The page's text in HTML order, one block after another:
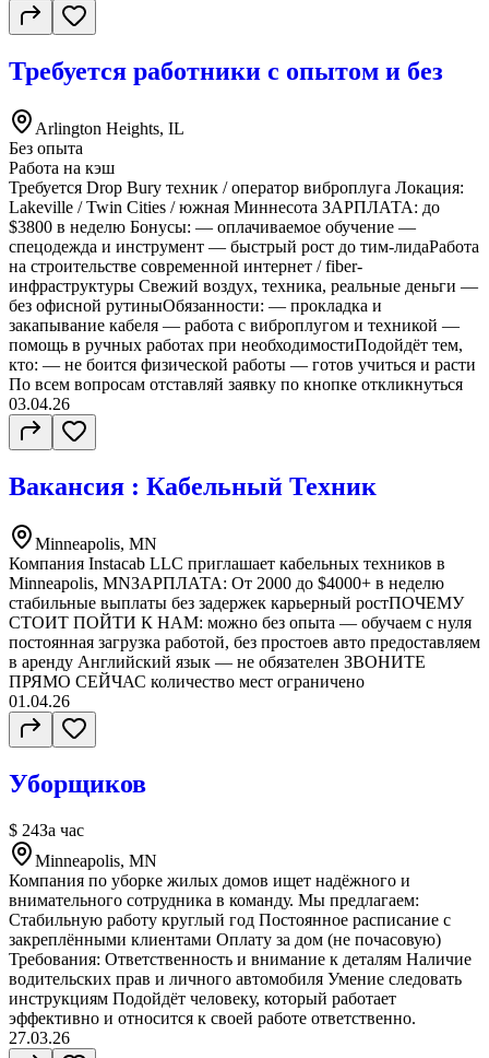
Требуется работники с опытом и без
Arlington Heights, IL
Без опыта
Работа на кэш
Требуется Drop Bury техник / оператор виброплуга Локация:
Lakeville / Twin Cities / южная Миннесота ЗАРПЛАТА: до
$3800 в неделю Бонусы: — оплачиваемое обучение —
спецодежда и инструмент — быстрый рост до тим-лидаРабота
на строительстве современной интернет / fiber-
инфраструктуры Свежий воздух, техника, реальные деньги —
без офисной рутиныОбязанности: — прокладка и
закапывание кабеля — работа с виброплугом и техникой —
помощь в ручных работах при необходимостиПодойдёт тем,
кто: — не боится физической работы — готов учиться и расти
По всем вопросам отставляй заявку по кнопке откликнуться
03.04.26
Вакансия : Кабельный Техник
Minneapolis, MN
Компания Instacab LLC приглашает кабельных техников в
Minneapolis, MNЗАРПЛАТА: От 2000 до $4000+ в неделю
стабильные выплаты без задержек карьерный ростПОЧЕМУ
СТОИТ ПОЙТИ К НАМ: можно без опыта — обучаем с нуля
постоянная загрузка работой, без простоев авто предоставляем
в аренду Английский язык — не обязателен ЗВОНИТЕ
ПРЯМО СЕЙЧАС количество мест ограничено
01.04.26
Уборщиков
$ 24За час
Minneapolis, MN
Компания по уборке жилых домов ищет надёжного и
внимательного сотрудника в команду. Мы предлагаем:
Стабильную работу круглый год Постоянное расписание с
закреплёнными клиентами Оплату за дом (не почасовую)
Требования: Ответственность и внимание к деталям Наличие
водительских прав и личного автомобиля Умение следовать
инструкциям Подойдёт человеку, который работает
эффективно и относится к своей работе ответственно.
27.03.26